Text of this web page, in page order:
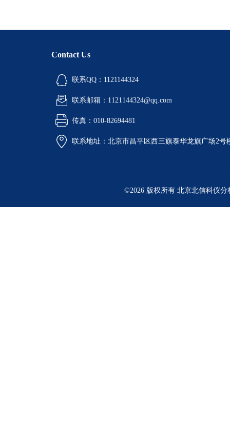
Contact Us
联系QQ：1121144324
联系邮箱：1121144324@qq.com
传真：010-82694481
联系地址：北京市昌平区西三旗泰华龙旗广场2号
©2026 版权所有 北京北信科仪